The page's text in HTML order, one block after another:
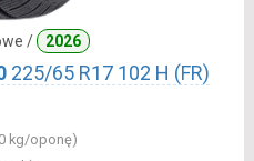
/ 2026
225/65 R17 102 H (FR)
kg/oponę)